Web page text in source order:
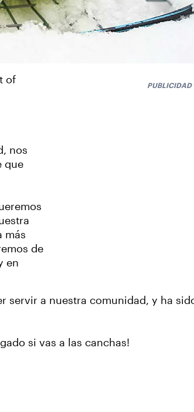
of
nos
que
más
de
en
PUBLICIDAD
servir a nuestra comunidad, y ha
si vas a las canchas!